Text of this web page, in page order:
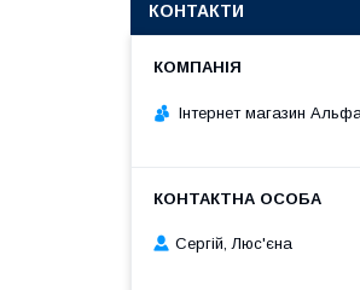
КОНТАКТИ
Інтернет магазин
Сергій, Люс'єна